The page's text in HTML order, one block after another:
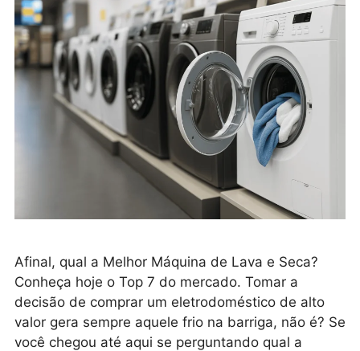
Afinal, qual a Melhor Máquina de Lava e Seca?
Conheça hoje o Top 7 do mercado. Tomar a
decisão de comprar um eletrodoméstico de alto
valor gera sempre aquele frio na barriga, não é? Se
você chegou até aqui se perguntando qual a